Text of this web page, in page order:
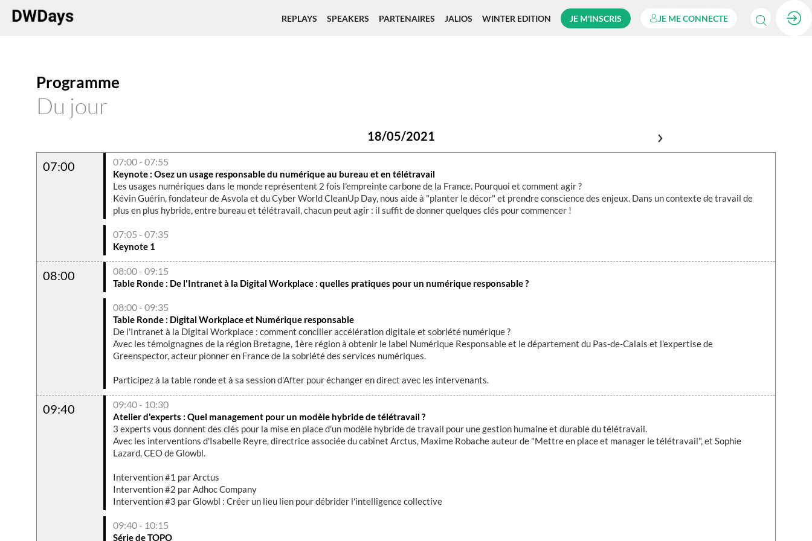
REPLAYS SPEAKERS PARTENAIRES JALIOS WINTER EDITION JE M'INSCRIS JE ME CONNECTE
Programme
Du jour
18/05/2021
07:00 07:00 - 07:55
Keynote : Osez un usage responsable du numérique au bureau et en télétravail
Les usages numériques dans le monde représentent 2 fois l'empreinte carbone de la France. Pourquoi et comment agir ?
Kévin Guérin, fondateur de Asvola et du Cyber World CleanUp Day, nous aide à "planter le décor" et prendre conscience des enjeux. Dans un contexte de travail de
plus en plus hybride, entre bureau et télétravail, chacun peut agir : il suffit de donner quelques clés pour commencer !
07:05 - 07:35
Keynote 1
08:00 08:00 - 09:15
Table Ronde : De l'Intranet à la Digital Workplace : quelles pratiques pour un numérique responsable ?
08:00 - 09:35
Table Ronde : Digital Workplace et Numérique responsable
De l'Intranet à la Digital Workplace : comment concilier accélération digitale et sobriété numérique ?
Avec les témoignagnes de la région Bretagne, 1ère région à obtenir le label Numérique Responsable et le département du Pas-de-Calais et l'expertise de
Greenspector, acteur pionner en France de la sobriété des services numériques.
Participez à la table ronde et à sa session d'After pour échanger en direct avec les intervenants.
09:40 09:40 - 10:30
Atelier d'experts : Quel management pour un modèle hybride de télétravail ?
3 experts vous donnent des clés pour la mise en place d'un modèle hybride de travail pour une gestion humaine et durable du télétravail.
Avec les interventions d'Isabelle Reyre, directrice associée du cabinet Arctus, Maxime Robache auteur de "Mettre en place et manager le télétravail", et Sophie
Lazard, CEO de Glowbl.
Intervention #1 par Arctus
Intervention #2 par Adhoc Company
09:40 - 10:15
Série de TOPO